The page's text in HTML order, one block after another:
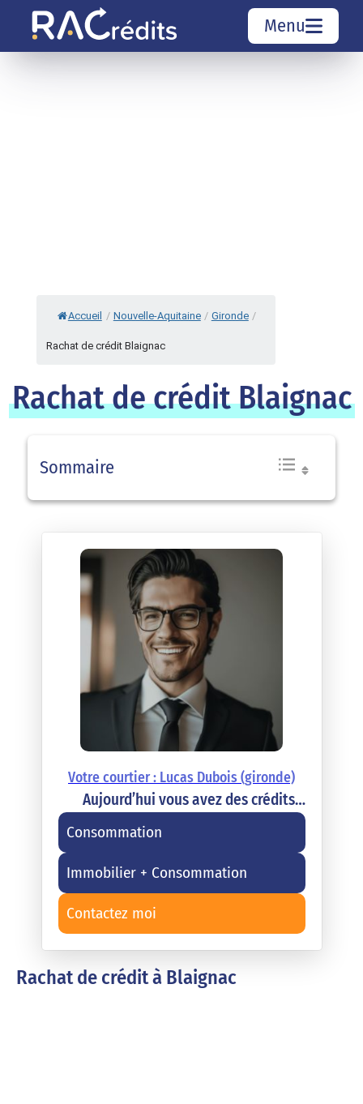
Menu
Accueil / Nouvelle-Aquitaine / Gironde /
Rachat de crédit Blaignac
Rachat de crédit Blaignac
Sommaire
Votre courtier : Lucas Dubois (gironde)
Aujourd’hui vous avez des crédits…
Consommation
Immobilier + Consommation
Contactez moi
Rachat de crédit à Blaignac